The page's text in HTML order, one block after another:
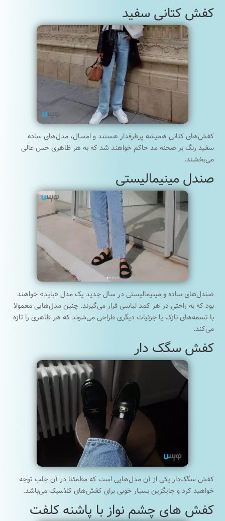
کفش کتانی سفید
کفش‌های کتانی همیشه پرطرفدار هستند و امسال، مدل‌های ساده
سفید رنگ بر صحنه مد حاکم خواهند شد که به هر ظاهری حس عالی
می‌بخشند.
صندل مینیمالیستی
صندل‌های ساده و مینیمالیستی در سال جدید یک مدل «باید» خواهند
بود که به راحتی در هر کمد لباسی قرار می‌گیرند. چنین مدل‌هایی معمولا
با تسمه‌های نازک یا جزئیات دیگری طراحی می‌شوند که هر ظاهری را تازه
می‌کند.
کفش سگک دار
کفش سگک‌دار یکی از آن مدل‌هایی است که مطمئنا در آن جلب توجه
خواهید کرد و جایگزین بسیار خوبی برای کفش‌های کلاسیک می‌باشد.
کفش های چشم نواز با پاشنه کلفت